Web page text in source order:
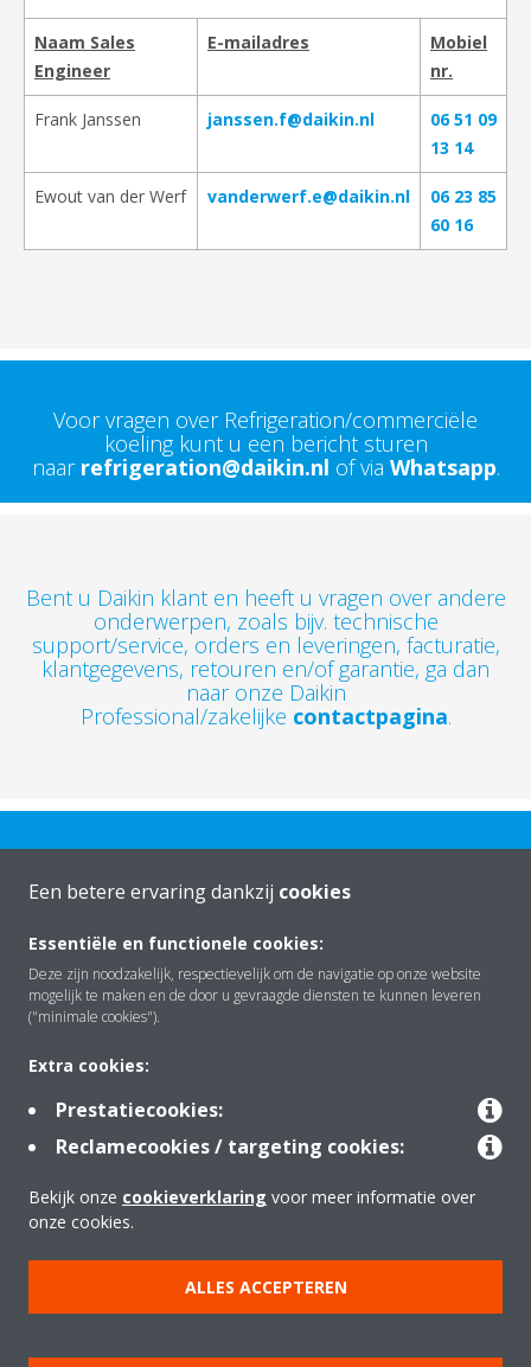
Naam Sales
Engineer
E-mailadres
Mobiel
nr.
Frank Janssen janssen.f@daikin.nl
06 51 09
13 14
Ewout van der Werf vanderwerf.e@daikin.nl
06 23 85
60 16
Voor vragen over Refrigeration/commerciële
koeling kunt u een bericht sturen
naar refrigeration@daikin.nl of via Whatsapp.
Bent u Daikin klant en heeft u vragen over andere
onderwerpen, zoals bijv. technische
support/service, orders en leveringen, facturatie,
klantgegevens, retouren en/of garantie, ga dan
naar onze Daikin
Professional/zakelijke contactpagina.
Over Daikin
Producten
Copyright © Daikin
Juridische mededeling
Cookieverklaring
Een betere ervaring dankzij cookies
Essentiële en functionele cookies:
Deze zijn noodzakelijk, respectievelijk om de navigatie op onze website
mogelijk te maken en de door u gevraagde diensten te kunnen leveren
("minimale cookies").
Extra cookies:
Prestatiecookies:
Reclamecookies / targeting cookies:
Bekijk onze cookieverklaring voor meer informatie over
onze cookies.
ALLES ACCEPTEREN